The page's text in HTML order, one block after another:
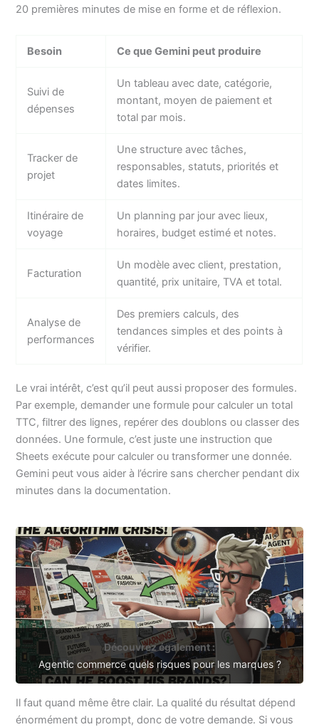
20 premières minutes de mise en forme et de réflexion.
Besoin Ce que Gemini peut produire
Suivi de
dépenses
Un tableau avec date, catégorie,
montant, moyen de paiement et
total par mois.
Tracker de
projet
Une structure avec tâches,
responsables, statuts, priorités et
dates limites.
Itinéraire de
voyage
Un planning par jour avec lieux,
horaires, budget estimé et notes.
Facturation
Un modèle avec client, prestation,
quantité, prix unitaire, TVA et total.
Analyse de
performances
Des premiers calculs, des
tendances simples et des points à
vérifier.
Le vrai intérêt, c’est qu’il peut aussi proposer des formules.
Par exemple, demander une formule pour calculer un total
TTC, filtrer des lignes, repérer des doublons ou classer des
données. Une formule, c’est juste une instruction que
Sheets exécute pour calculer ou transformer une donnée.
Gemini peut vous aider à l’écrire sans chercher pendant dix
minutes dans la documentation.
Découvrez également :
Agentic commerce quels risques pour les marques ?
Il faut quand même être clair. La qualité du résultat dépend
énormément du prompt, donc de votre demande. Si vous